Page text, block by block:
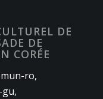
DE
DE
CORÉE
ro,
gu,